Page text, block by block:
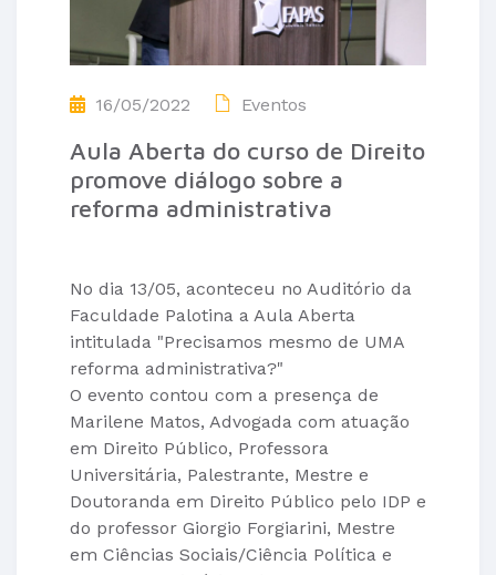
16/05/2022 Eventos
Aula Aberta do curso de Direito
promove diálogo sobre a
reforma administrativa
No dia 13/05, aconteceu no Auditório da
Faculdade Palotina a Aula Aberta
intitulada "Precisamos mesmo de UMA
reforma administrativa?"
O evento contou com a presença de
Marilene Matos, Advogada com atuação
em Direito Público, Professora
Universitária, Palestrante, Mestre e
Doutoranda em Direito Público pelo IDP e
do professor Giorgio Forgiarini, Mestre
em Ciências Sociais/Ciência Política e